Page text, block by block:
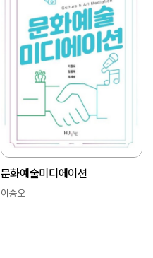
문화예술미디에이션
이종오